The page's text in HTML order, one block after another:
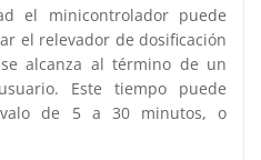
el minicontrolador puede
el relevador de dosificación
alcanza al término de un
Este tiempo puede
de 5 a 30 minutos, o